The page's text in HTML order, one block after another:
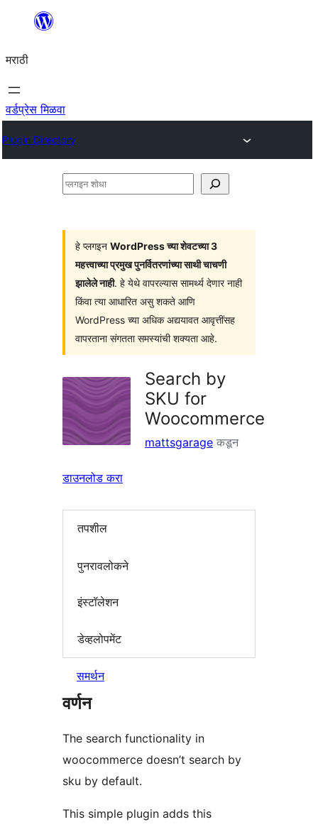
सामुग्रीवर
मराठी
वर्डप्रेस मिळवा
Plugin Directory
प्लगइन
हे प्लगइन WordPress च्या शेवटच्या 3
महत्त्वाच्या प्रमुख पुनर्वितरणांच्या साथी चाचणी
झालेले नाही. हे येथे वापरल्यास सामर्थ्य देणार नाही
किंवा त्या आधारित असु शकते आणि
WordPress च्या अधिक अद्ययावत आवृत्तींसह
वापरताना संगतता समस्यांची शक्यता आहे.
Search by
SKU for
Woocommerce
mattsgarage कडून
डाउनलोड करा
तपशील
पुनरावलोकने
इंस्टॉलेशन
डेव्हलोपमेंट
समर्थन
वर्णन
The search functionality in
woocommerce doesn’t search by
sku by default.
This simple plugin adds this